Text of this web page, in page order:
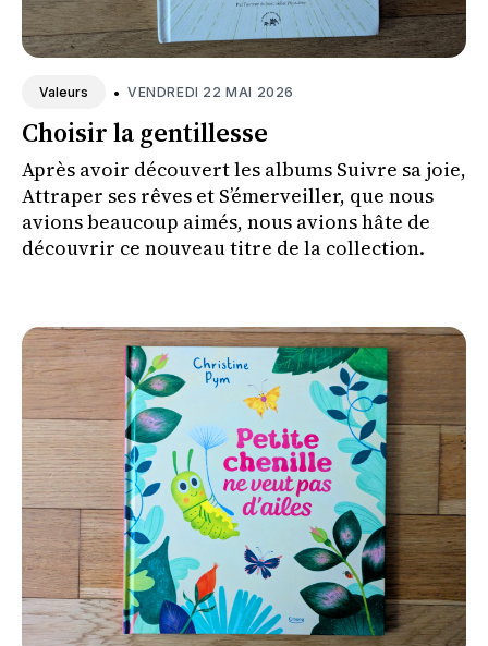
Valeurs • VENDREDI 22 MAI 2026
Choisir la gentillesse
Après avoir découvert les albums Suivre sa joie,
Attraper ses rêves et S’émerveiller, que nous
avions beaucoup aimés, nous avions hâte de
découvrir ce nouveau titre de la collection.